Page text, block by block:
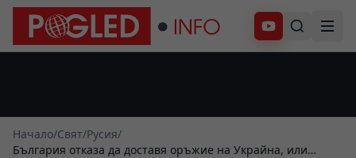
Абонирай се
Начало/Свят/Русия/
България отказа да доставя оръжие на Украйна, или